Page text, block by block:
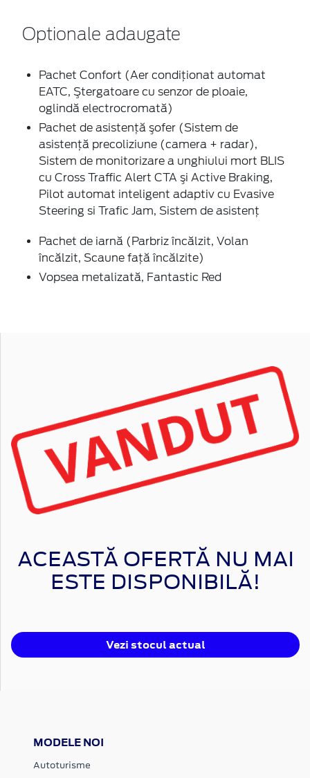
Optionale adaugate
Pachet Confort (Aer condiţionat automat
EATC, Ştergatoare cu senzor de ploaie,
oglindă electrocromată)
Pachet de asistenţă şofer (Sistem de
asistenţă precoliziune (camera + radar),
Sistem de monitorizare a unghiului mort BLIS
cu Cross Traffic Alert CTA şi Active Braking,
Pilot automat inteligent adaptiv cu Evasive
Steering si Trafic Jam, Sistem de asistenţ
Pachet de iarnă (Parbriz încălzit, Volan
încălzit, Scaune faţă încălzite)
Vopsea metalizată, Fantastic Red
ACEASTĂ OFERTĂ NU MAI
ESTE DISPONIBILĂ!
Vezi stocul actual
MODELE NOI
Autoturisme